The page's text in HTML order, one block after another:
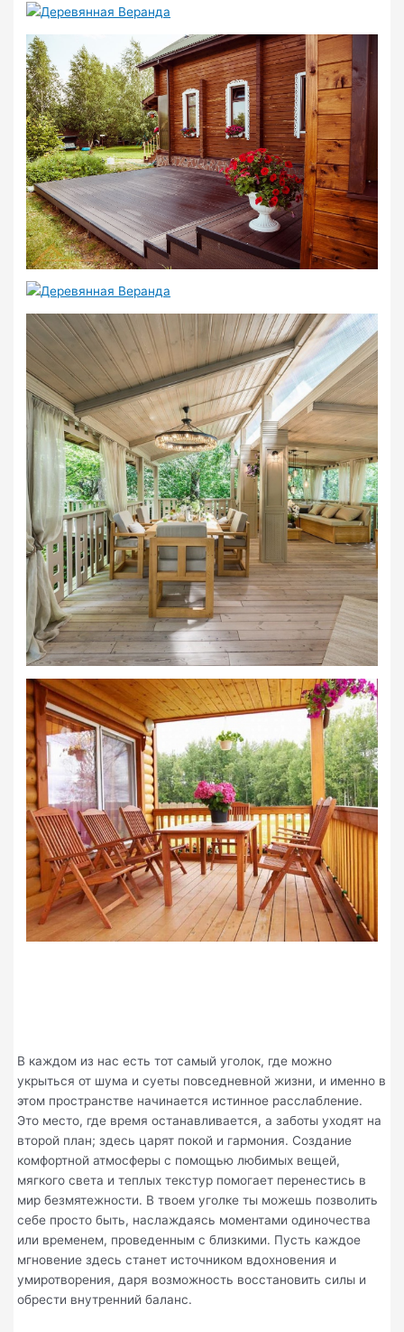
В каждом из нас есть тот самый уголок, где можно
укрыться от шума и суеты повседневной жизни, и именно в
этом пространстве начинается истинное расслабление.
Это место, где время останавливается, а заботы уходят на
второй план; здесь царят покой и гармония. Создание
комфортной атмосферы с помощью любимых вещей,
мягкого света и теплых текстур помогает перенестись в
мир безмятежности. В твоем уголке ты можешь позволить
себе просто быть, наслаждаясь моментами одиночества
или временем, проведенным с близкими. Пусть каждое
мгновение здесь станет источником вдохновения и
умиротворения, даря возможность восстановить силы и
обрести внутренний баланс.